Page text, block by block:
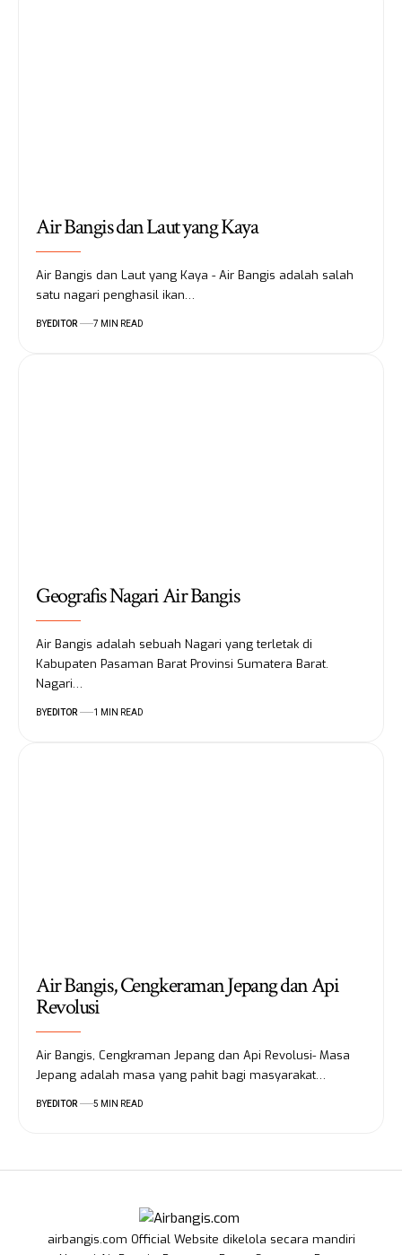
Air Bangis dan Laut yang Kaya
Air Bangis dan Laut yang Kaya - Air Bangis adalah salah
satu nagari penghasil ikan…
BYEDITOR 7 MIN READ
Geografis Nagari Air Bangis
Air Bangis adalah sebuah Nagari yang terletak di
Kabupaten Pasaman Barat Provinsi Sumatera Barat.
Nagari…
BYEDITOR 1 MIN READ
Air Bangis, Cengkeraman Jepang dan Api
Revolusi
Air Bangis, Cengkraman Jepang dan Api Revolusi- Masa
Jepang adalah masa yang pahit bagi masyarakat…
BYEDITOR 5 MIN READ
airbangis.com Official Website dikelola secara mandiri